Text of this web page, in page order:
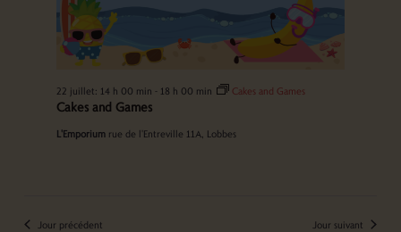
Cakes and Games
22 juillet: 14 h 00 min - 18 h 00 min Cakes and Games
L'Emporium rue de l'Entreville 11A, Lobbes
Jour précédent Jour suivant